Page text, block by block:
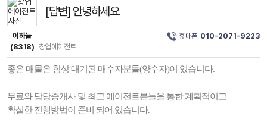
[답변] 안녕하세요
이하늘
(8318) 창업에이전트
휴대폰 010-2071-9223
좋은 매물은 항상 대기된 매수자분들(양수자)이 있습니다.
무료와 담당중개사 및 최고 에이전트분들을 통한 계획적이고
확실한 진행방법이 준비 되어 있습니다.